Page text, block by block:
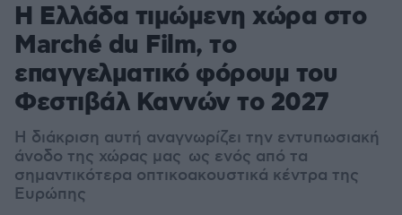
Η Ελλάδα τιμώμενη χώρα στο
Marché du Film, το
επαγγελματικό φόρουμ του
Φεστιβάλ Καννών το 2027
Η διάκριση αυτή αναγνωρίζει την εντυπωσιακή
άνοδο της χώρας μας ως ενός από τα
σημαντικότερα οπτικοακουστικά κέντρα της
Ευρώπης